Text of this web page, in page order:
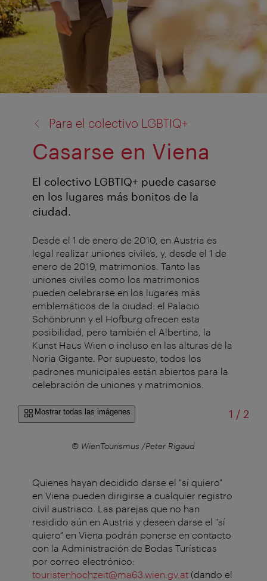
Para el colectivo LGBTIQ+
Casarse en Viena
El colectivo LGBTIQ+ puede casarse
en los lugares más bonitos de la
ciudad.
Desde el 1 de enero de 2010, en Austria es
legal realizar uniones civiles, y, desde el 1 de
enero de 2019, matrimonios. Tanto las
uniones civiles como los matrimonios
pueden celebrarse en los lugares más
emblemáticos de la ciudad: el Palacio
Schönbrunn y el Hofburg ofrecen esta
posibilidad, pero también el Albertina, la
Kunst Haus Wien o incluso en las alturas de la
Noria Gigante. Por supuesto, todos los
padrones municipales están abiertos para la
celebración de uniones y matrimonios.
Mostrar todas las imágenes 1 /de
2
© WienTourismus /Peter Rigaud
Quienes hayan decidido darse el "sí quiero"
en Viena pueden dirigirse a cualquier registro
civil austriaco. Las parejas que no han
residido aún en Austria y deseen darse el "sí
quiero" en Viena podrán ponerse en contacto
con la Administración de Bodas Turísticas
por correo electrónico:
touristenhochzeit@ma63.wien.gv.at (dando el